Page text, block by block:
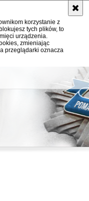
korzystanie z
tych plików, to
urządzenia.
zmieniając
przeglądarki oznacza